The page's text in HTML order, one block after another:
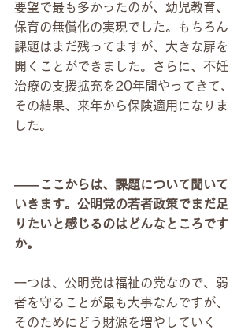
要望で最も多かったのが、幼児教育、
保育の無償化の実現でした。もちろん
課題はまだ残ってますが、大きな扉を
開くことができました。さらに、不妊
治療の支援拡充を20年間やってきて、
その結果、来年から保険適用になりま
した。
――ここからは、課題について聞いて
いきます。公明党の若者政策でまだ足
りたいと感じるのはどんなところです
か。
一つは、公明党は福祉の党なので、弱
者を守ることが最も大事なんですが、
そのためにどう財源を増やしていく